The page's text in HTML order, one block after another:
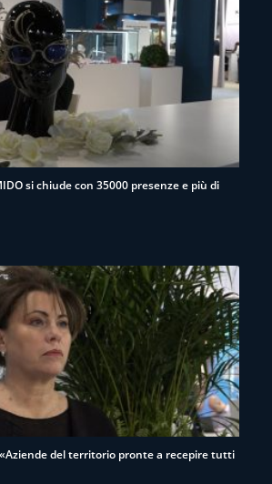
si chiude con 35000 presenze e più di
del territorio pronte a recepire tutti